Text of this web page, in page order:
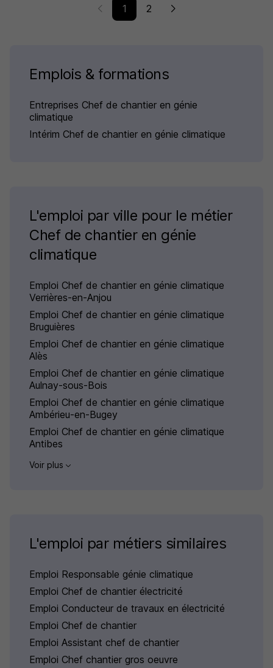
1 2
Emplois & formations
Entreprises Chef de chantier en génie
climatique
Intérim Chef de chantier en génie climatique
L'emploi par ville pour le métier
Chef de chantier en génie
climatique
Emploi Chef de chantier en génie climatique
Verrières-en-Anjou
Emploi Chef de chantier en génie climatique
Bruguières
Emploi Chef de chantier en génie climatique
Alès
Emploi Chef de chantier en génie climatique
Aulnay-sous-Bois
Emploi Chef de chantier en génie climatique
Ambérieu-en-Bugey
Emploi Chef de chantier en génie climatique
Antibes
Voir plus
L'emploi par métiers similaires
Emploi Responsable génie climatique
Emploi Chef de chantier électricité
Emploi Conducteur de travaux en électricité
Emploi Chef de chantier
Emploi Assistant chef de chantier
Emploi Chef chantier gros oeuvre